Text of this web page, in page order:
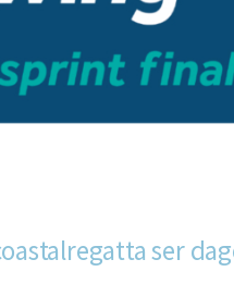
ser